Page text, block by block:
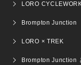
LORO
Brompton Junction
LORO × TREK
Brompton Junction